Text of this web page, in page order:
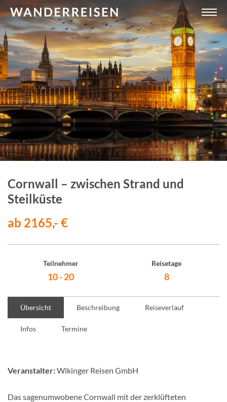
Cornwall – zwischen Strand und
Steilküste
ab 2165,- €
Teilnehmer
10 - 20
Reisetage
8
Übersicht Beschreibung Reiseverlauf
Infos Termine
Veranstalter:Wikinger Reisen GmbH
Das sagenumwobene Cornwall mit der zerklüfteten